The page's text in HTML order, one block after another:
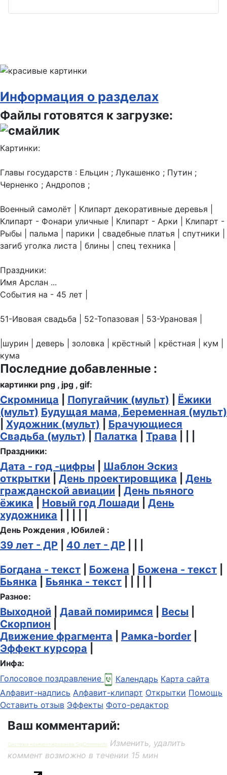
Информация о разделах
Файлы готовятся к загрузке:
Картинки:
Главы государств : Ельцин ; Лукашенко ; Путин ;
Черненко ; Андропов ;
Военный самолёт | Клипарт декоративные деревья |
Клипарт - Фонари уличные | Клипарт - Арки | Клипарт -
Рыбы | пальма | парики | свадебные платья | спутники |
загиб уголка листа | блины | спец техника |
Праздники:
Имя Арслан ...
События на - 45 лет |
51-Ивовая свадьба | 52-Топазовая | 53-Урановая |
|шурин | деверь | золовка | крёстный | крёстная | кум |
кума
Последние добавленные :
картинки png , jpg , gif:
Скромница Попугайчик (мульт)
Ёжики
(мульт) Будущая мама, Беременная (мульт)
Художник (мульт)
Брачующиеся
Свадьба (мульт)
Палатка Трава
Праздники:
Дата - год -цифры
Шаблон Эскиз
открытки
День проектировщика
День
гражданской авиации
День пьяного
ёжика
Новый год Лошади
День
художника
День Рождения , Юбилей :
39 лет - ДР 40 лет - ДР
Богдана - текст
Божена Божена - текст
Бьянка
Бьянка - текст
Разное:
Выходной Давай помиримся Весы
Скорпион
Движение фрагмента
Рамка-border
Эффект курсора
Инфа:
Голосовое поздравление
Календарь Карта сайта
Алфавит-надпись Алфавит-клипарт Открытки Помощь
Оставить отзыв Эффекты Фото-редактор
Ваш комментарий:
Система комментирования SigComments
Изменить, удалить
коммент возможно в течении 15 мин